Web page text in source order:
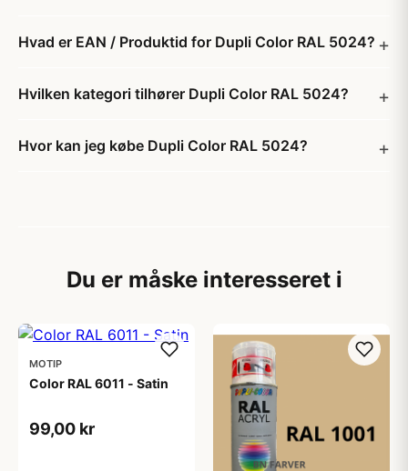
Hvad er EAN / Produktid for Dupli Color RAL 5024?
Hvilken kategori tilhører Dupli Color RAL 5024?
Hvor kan jeg købe Dupli Color RAL 5024?
Du er måske interesseret i
MOTIP
Color RAL 6011 - Satin
99,00 kr